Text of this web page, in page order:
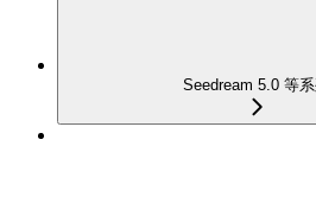
Seedream 5.0 等系